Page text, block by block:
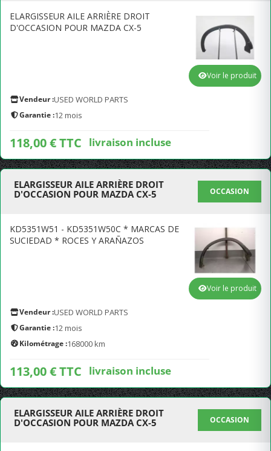
ELARGISSEUR AILE ARRIÈRE DROIT
D'OCCASION POUR MAZDA CX-5
Vendeur :USED WORLD PARTS
Garantie :12 mois
118,00 € TTC livraison incluse
Voir le produit
ELARGISSEUR AILE ARRIÈRE DROIT
D'OCCASION POUR MAZDA CX-5
OCCASION
KD5351W51 - KD5351W50C * MARCAS DE
SUCIEDAD * ROCES Y ARAÑAZOS
Vendeur :USED WORLD PARTS
Garantie :12 mois
Kilométrage :168000 km
113,00 € TTC livraison incluse
Voir le produit
ELARGISSEUR AILE ARRIÈRE DROIT
D'OCCASION POUR MAZDA CX-5
OCCASION